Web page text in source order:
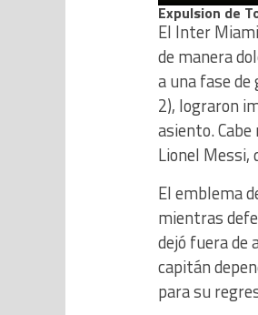
Expulsion de
El Inter
de manera
a una fase
2), lograron
asiento.
Lionel Messi,
El emblema
mientras
dejó fuera de
capitán
para su